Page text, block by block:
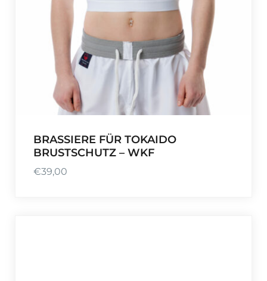
BRASSIERE FÜR TOKAIDO
BRUSTSCHUTZ – WKF
€39,00